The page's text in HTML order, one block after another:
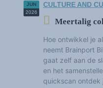
Colloquia of or with EOP
EOP press releases
POLE OF RESEARCH
Call for papers
Classification by theme
Directory of Researchers on
OEP/Partners Seminars
THE FUNDAMENTALS
Persons involved in
JUN
2026
CULTURE AND
Meertalig
Hoe ontwikkel je
neemt Brainport
gaat zelf aan de
en het
quickscan ontdek